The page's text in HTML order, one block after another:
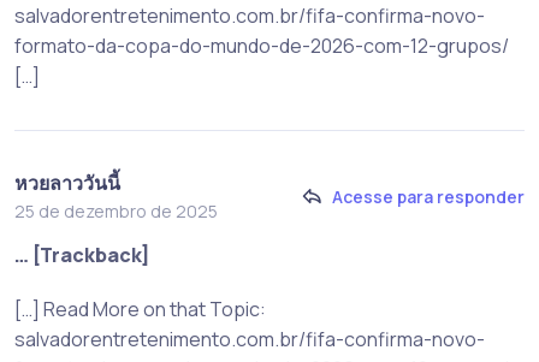
salvadorentretenimento.com.br/fifa-confirma-novo-
formato-da-copa-do-mundo-de-2026-com-12-grupos/
[…]
หวยลาววันนี้
25 de dezembro de 2025
Acesse para responder
… [Trackback]
[…] Read More on that Topic:
salvadorentretenimento.com.br/fifa-confirma-novo-